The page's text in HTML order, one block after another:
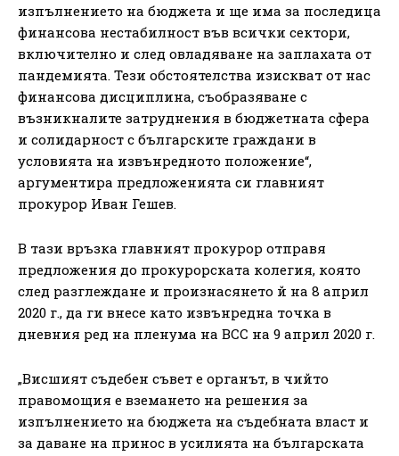
изпълнението на бюджета и ще има за последица
финансова нестабилност във всички сектори,
включително и след овладяване на заплахата от
пандемията. Тези обстоятелства изискват от нас
финансова дисциплина, съобразяване с
възникналите затруднения в бюджетната сфера
и солидарност с българските граждани в
условията на извънредното положение“,
аргументира предложенията си главният
прокурор Иван Гешев.
В тази връзка главният прокурор отправя
предложения до прокурорската колегия, която
след разглеждане и произнасянето й на 8 април
2020 г., да ги внесе като извънредна точка в
дневния ред на пленума на ВСС на 9 април 2020 г.
„Висшият съдебен съвет е органът, в чийто
правомощия е вземането на решения за
изпълнението на бюджета на съдебната власт и
за даване на принос в усилията на българската